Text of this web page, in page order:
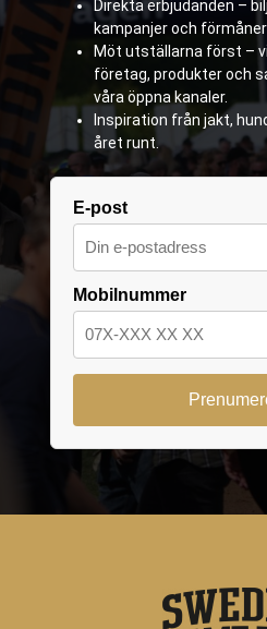
E-post
Mobilnummer
Direkta erbjudanden –
kampanjer och
Möt utställarna först –
företag, produkter och
våra öppna kanaler.
Inspiration från jakt,
året runt.